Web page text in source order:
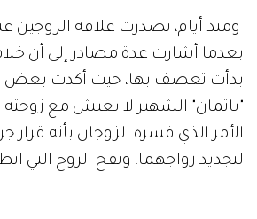
ومنذ أيام، تصدرت علاقة الزوجين
بعدما أشارت عدة مصادر إلى أن
بدأت تعصف بها، حيث أكدت بعض
"باتمان" الشهير لا يعيش مع
الأمر الذي فسره الزوجان بأنه قرار
لتجديد زواجهما، ونفخ الروح التي